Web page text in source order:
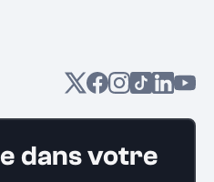
dans votre